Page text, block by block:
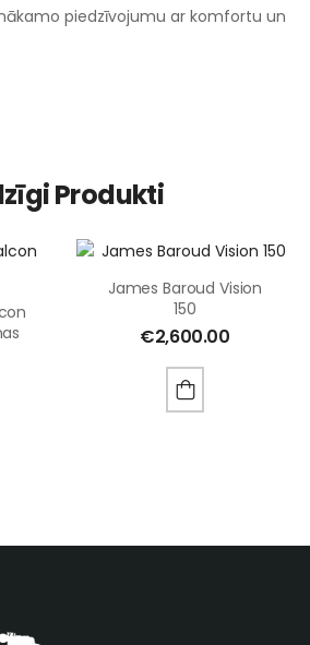
piedzīvojumu ar komfortu un
Produkti
James Baroud Vision
150
€2,600.00